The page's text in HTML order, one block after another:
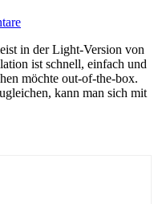
in der Light-Version von
ist schnell, einfach und
möchte out-of-the-box.
kann man sich mit